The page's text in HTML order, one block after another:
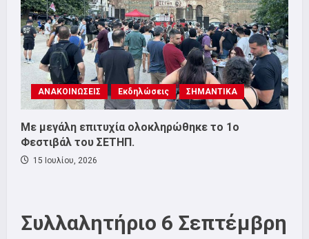
ΑΝΑΚΟΙΝΩΣΕΙΣ Εκδηλώσεις ΣΗΜΑΝΤΙΚΑ
Με μεγάλη επιτυχία ολοκληρώθηκε το 1ο
Φεστιβάλ του ΣΕΤΗΠ.
15 Ιουλίου, 2026
Συλλαλητήριο 6 Σεπτέμβρη